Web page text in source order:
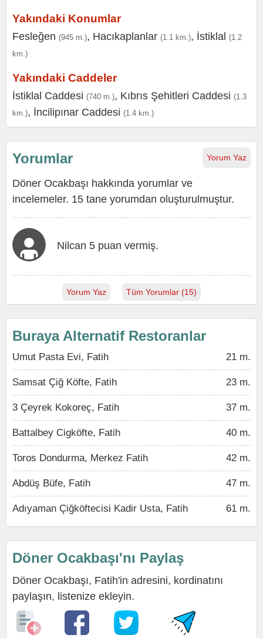
Yakındaki Konumlar
Fesleğen (945 m.), Hacıkaplanlar (1.1 km.), İstiklal (1.2
km.)
Yakındaki Caddeler
İstiklal Caddesi (740 m.), Kıbrıs Şehitleri Caddesi (1.3
km.), İncilipınar Caddesi (1.4 km.)
Yorum Yaz
Yorumlar
Döner Ocakbaşı hakkında yorumlar ve
incelemeler. 15 tane yorumdan oluşturulmuştur.
Nilcan 5 puan vermiş.
Yorum Yaz Tüm Yorumlar (15)
Buraya Alternatif Restoranlar
Umut Pasta Evi, Fatih 21 m.
Samsat Çiğ Köfte, Fatih 23 m.
3 Çeyrek Kokoreç, Fatih 37 m.
Battalbey Cigköfte, Fatih 40 m.
Toros Dondurma, Merkez Fatih 42 m.
Abdüş Büfe, Fatih 47 m.
Adıyaman Çiğköftecisi Kadir Usta, Fatih 61 m.
Döner Ocakbaşı'nı Paylaş
Döner Ocakbaşı, Fatih'in adresini, kordinatını
paylaşın, listenize ekleyin.